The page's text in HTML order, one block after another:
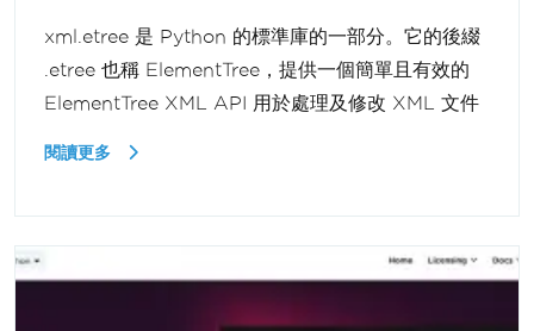
xml.etree 是 Python 的標準庫的一部分。它的後綴
.etree 也稱 ElementTree，提供一個簡單且有效的
ElementTree XML API 用於處理及修改 XML 文件
閱讀更多